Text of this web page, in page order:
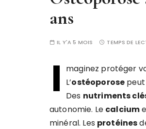
ans
IL Y'A 5 MOIS TEMPS DE
I maginez protéger
L’ostéoporose
Des nutriments
autonomie. Le calcium
minéral. Les protéines